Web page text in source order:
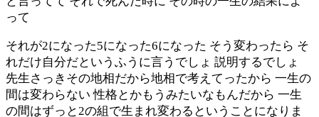
って
それが2になった5になった6になった そう変わったら そ
れだけ自分だというふうに言うでしょ 説明するでしょ
先生さっきその地相だから地相で考えてったから 一生の
間は変わらない 性格とかもうみたいなもんだから 一生
の間はずっと2の組で生まれ変わるということになりま